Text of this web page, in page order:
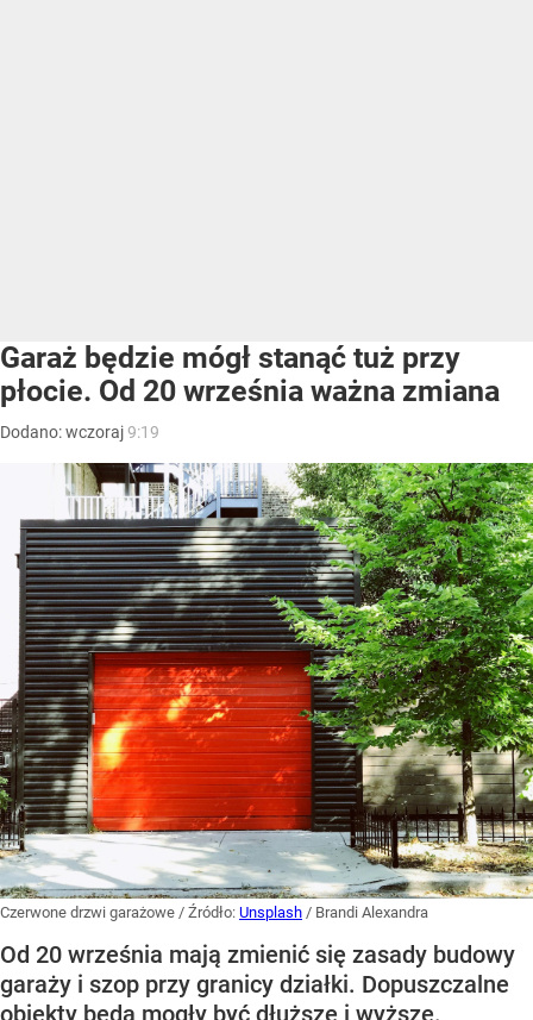
Garaż będzie mógł stanąć tuż przy
płocie. Od 20 września ważna zmiana
Dodano:wczoraj9:19
Czerwone drzwi garażowe / Źródło: Unsplash / Brandi Alexandra
Od 20 września mają zmienić się zasady budowy
garaży i szop przy granicy działki. Dopuszczalne
obiekty będą mogły być dłuższe i wyższe.